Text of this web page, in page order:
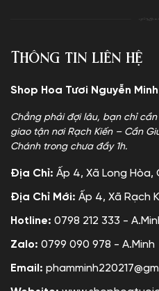
Thông tin liên hệ
Shop Hoa Tươi Nguyễn Minh
Chẳng phải đợi lâu, bạn chỉ
giao tận nơi Rạch Kiến – Cần
Chánh trong chưa đầy 1h.
Địa Chỉ: Ấp 4, Xã Long
Địa Chỉ Mới: Ấp 4, Xã Rạch
Hotline: 0798 212 333 -
Zalo: 0799 090 978 - A.Minh
Email: